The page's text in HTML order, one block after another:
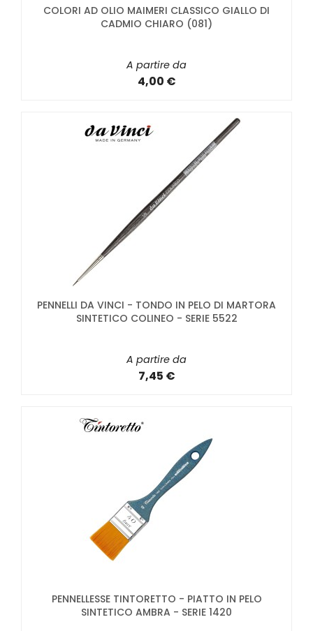
COLORI AD OLIO MAIMERI CLASSICO GIALLO DI
CADMIO CHIARO (081)
A partire da
4,00 €
PENNELLI DA VINCI - TONDO IN PELO DI MARTORA
SINTETICO COLINEO - SERIE 5522
A partire da
7,45 €
PENNELLESSE TINTORETTO - PIATTO IN PELO
SINTETICO AMBRA - SERIE 1420